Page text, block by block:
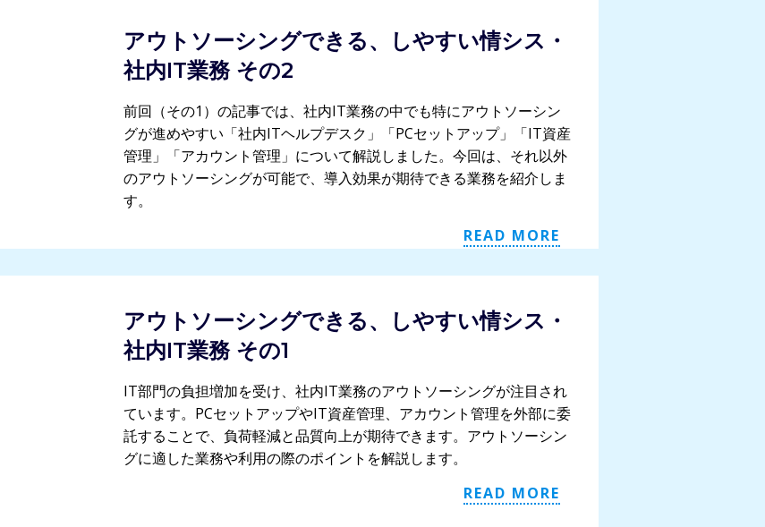
アウトソーシングできる、しやすい情シス・
社内IT業務 その2
前回（その1）の記事では、社内IT業務の中でも特にアウトソーシン
グが進めやすい「社内ITヘルプデスク」「PCセットアップ」「IT資産
管理」「アカウント管理」について解説しました。今回は、それ以外
のアウトソーシングが可能で、導入効果が期待できる業務を紹介しま
す。
READ MORE
アウトソーシングできる、しやすい情シス・
社内IT業務 その1
IT部門の負担増加を受け、社内IT業務のアウトソーシングが注目され
ています。PCセットアップやIT資産管理、アカウント管理を外部に委
託することで、負荷軽減と品質向上が期待できます。アウトソーシン
グに適した業務や利用の際のポイントを解説します。
READ MORE